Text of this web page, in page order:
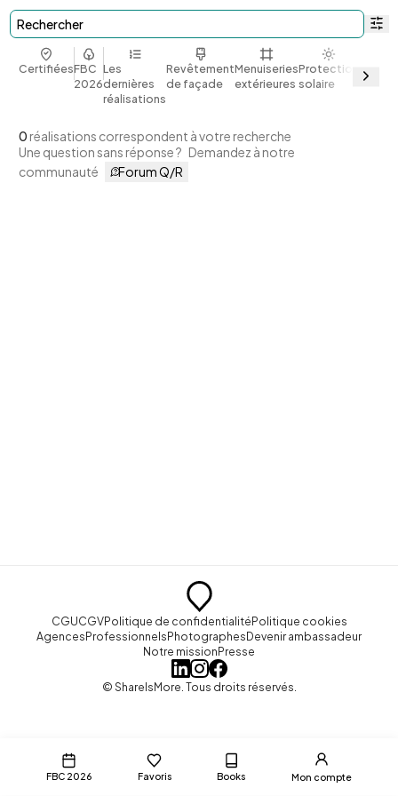
FBC 2026 Favoris Books Mon compte
Rechercher
CertifiéesFBC
2026
Les
dernières
réalisations
Revêtement
de façade
Menuiseries
extérieures
Protection
solaire
Bio et
0 réalisations correspondent à votre recherche
Une question sans réponse ? Demandez à notre
communauté
Forum Q/R
CGUCGVPolitique de confidentialitéPolitique cookies
AgencesProfessionnelsPhotographesDevenir ambassadeur
Notre missionPresse
© ShareIsMore. Tous droits réservés.